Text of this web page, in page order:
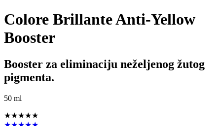
Colore Brillante Anti-Yellow
Booster
Booster za eliminaciju neželjenog žutog
pigmenta.
50 ml
★★★★★